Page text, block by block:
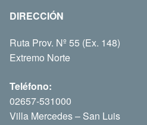
DIRECCIÓN
Ruta Prov. Nº 55 (Ex. 148)
Extremo Norte
Teléfono:
02657-531000
Villa Mercedes – San Luis